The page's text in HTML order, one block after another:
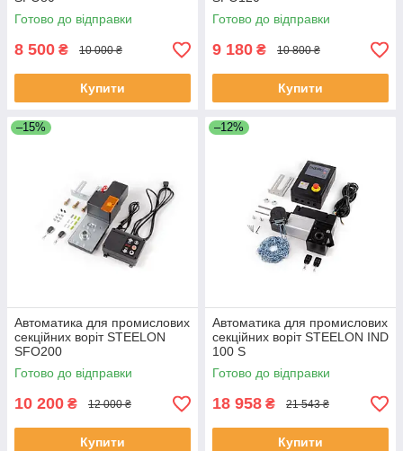
Готово до відправки
8 500 ₴ 10 000 ₴
Купити
Готово до відправки
9 180 ₴ 10 800 ₴
Купити
–15%
Автоматика для промислових
секційних воріт STEELON
SFO200
Готово до відправки
10 200 ₴ 12 000 ₴
Купити
–12%
Автоматика для промислових
секційних воріт STEELON IND
100 S
Готово до відправки
18 958 ₴ 21 543 ₴
Купити